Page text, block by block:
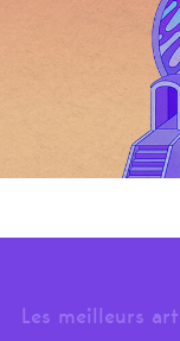
Les meilleurs